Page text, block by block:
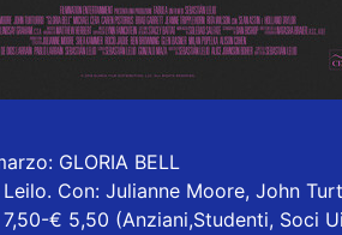
GLORIA BELL
Con: Julianne Moore, John
€ 5,50 (Anziani,Studenti, Soci